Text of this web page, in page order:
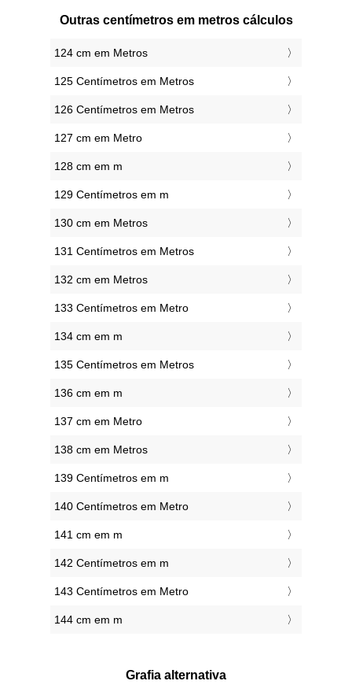
Outras centímetros em metros cálculos
124 cm em Metros
125 Centímetros em Metros
126 Centímetros em Metros
127 cm em Metro
128 cm em m
129 Centímetros em m
130 cm em Metros
131 Centímetros em Metros
132 cm em Metros
133 Centímetros em Metro
134 cm em m
135 Centímetros em Metros
136 cm em m
137 cm em Metro
138 cm em Metros
139 Centímetros em m
140 Centímetros em Metro
141 cm em m
142 Centímetros em m
143 Centímetros em Metro
144 cm em m
Grafia alternativa